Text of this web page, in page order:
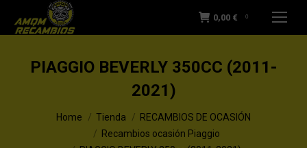
0,00 € 0
PIAGGIO BEVERLY 350CC (2011-
2021)
You are here:Home Tienda
RECAMBIOS DE OCASIÓN
Recambios ocasión Piaggio